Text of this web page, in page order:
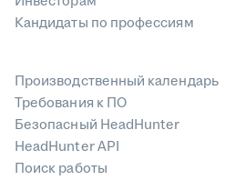
Кандидаты по профессиям
Производственный календарь
Требования к ПО
Безопасный HeadHunter
HeadHunter API
Поиск работы